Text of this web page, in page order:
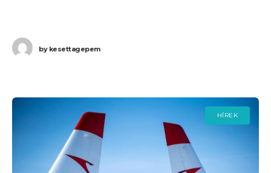
bykesettagepem
HÍREK